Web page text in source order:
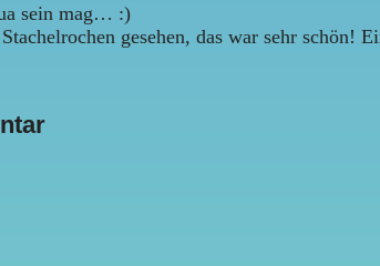
sein mag… :)
gesehen, das war sehr schön!